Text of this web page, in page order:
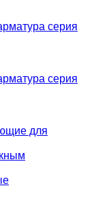
серия
серия
для